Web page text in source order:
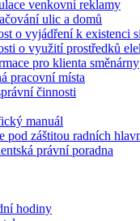
venkovní reklamy
ulic a domů
o vyjádření k existenci
o využití prostředků
pro klienta směnárny
pracovní místa
činnosti
manuál
pod záštitou radních
právní poradna
hodiny